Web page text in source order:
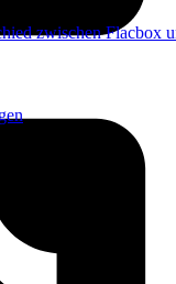
zwischen Flacbox